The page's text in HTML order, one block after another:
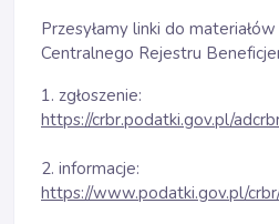
Przesyłamy linki do
Centralnego Rejestru
1. zgłoszenie:
https://crbr.podatki.gov.pl/
2. informacje:
https://www.podatki.gov.pl/